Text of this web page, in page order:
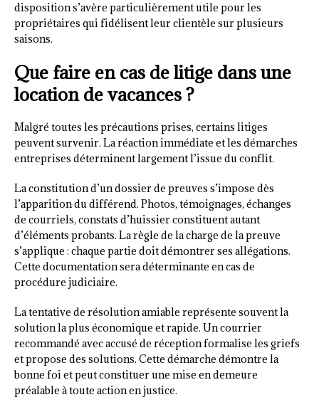
disposition s’avère particulièrement utile pour les
propriétaires qui fidélisent leur clientèle sur plusieurs
saisons.
Que faire en cas de litige dans une
location de vacances ?
Malgré toutes les précautions prises, certains litiges
peuvent survenir. La réaction immédiate et les démarches
entreprises déterminent largement l’issue du conflit.
La constitution d’un dossier de preuves s’impose dès
l’apparition du différend. Photos, témoignages, échanges
de courriels, constats d’huissier constituent autant
d’éléments probants. La règle de la charge de la preuve
s’applique : chaque partie doit démontrer ses allégations.
Cette documentation sera déterminante en cas de
procédure judiciaire.
La tentative de résolution amiable représente souvent la
solution la plus économique et rapide. Un courrier
recommandé avec accusé de réception formalise les griefs
et propose des solutions. Cette démarche démontre la
bonne foi et peut constituer une mise en demeure
préalable à toute action en justice.